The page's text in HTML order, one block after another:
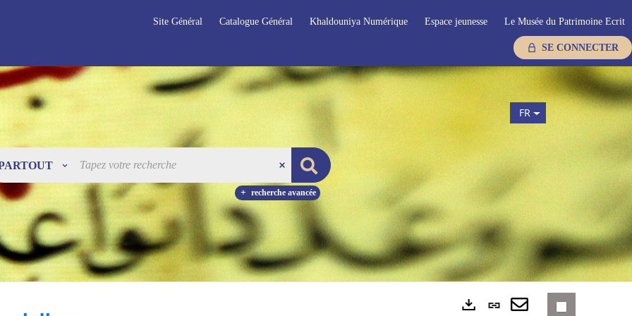
Site Général Catalogue Général Khaldouniya Numérique Espace jeunesse Le Musée du Patrimoine Ecrit
SE CONNECTER
recherche avancée
FR
Lien